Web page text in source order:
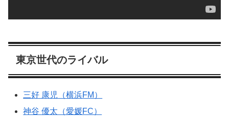
東京世代のライバル
三好 康児（横浜FM）
神谷 優太（愛媛FC）